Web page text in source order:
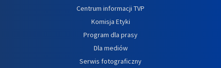
Centrum informacji TVP
Komisja Etyki
Program dla prasy
Dla mediów
Serwis fotograficzny